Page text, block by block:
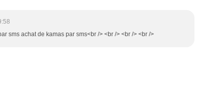
sms achat de kamas par sms<br /> <br /> <br /> <br />